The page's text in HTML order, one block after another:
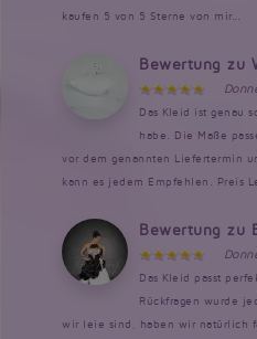
kaufen 5 von 5 Sterne von mir...
Bewertung zu
Das Kleid ist genau
habe. Die Maße
vor dem genannten Liefertermin
kann es jedem Empfehlen. Preis
Bewertung zu
Das Kleid passt
Rückfragen wurde
wir leie sind, haben wir natürlich